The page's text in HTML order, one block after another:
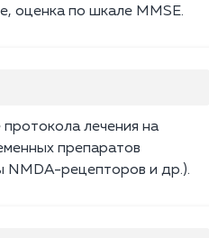
оценка по шкале MMSE.
лечения на
препаратов
NMDA-рецепторов и др.).